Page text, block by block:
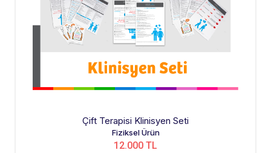
Çift Terapisi Klinisyen Seti
Fiziksel Ürün
12.000 TL